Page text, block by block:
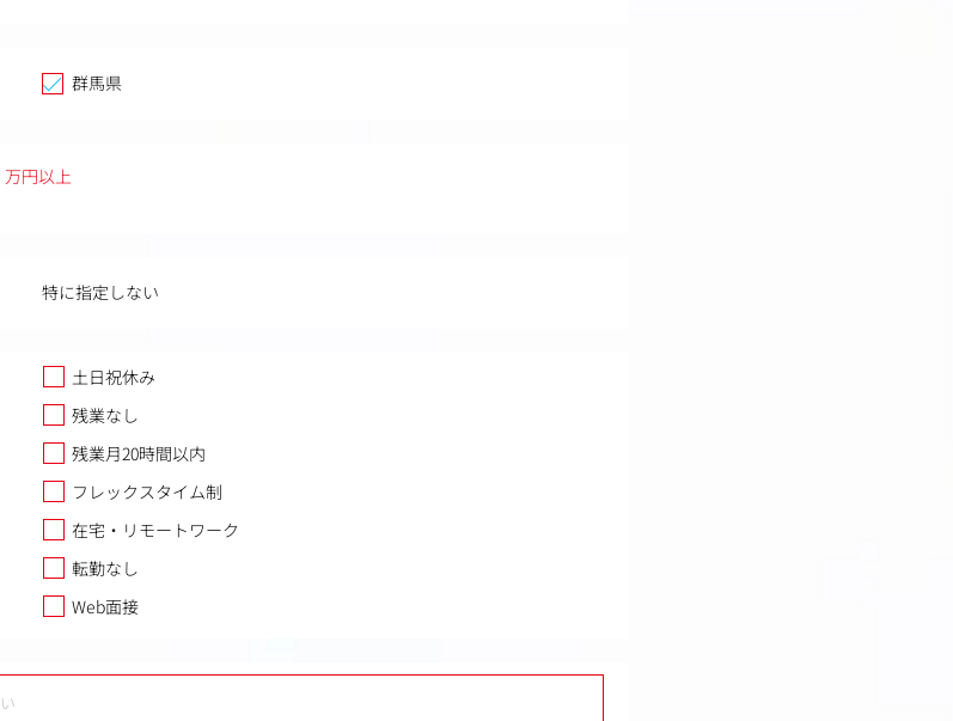
群馬県
万円以上
特に指定しない
土日祝休み
残業なし
残業月20時間以内
フレックスタイム制
在宅・リモートワーク
転勤なし
Web面接